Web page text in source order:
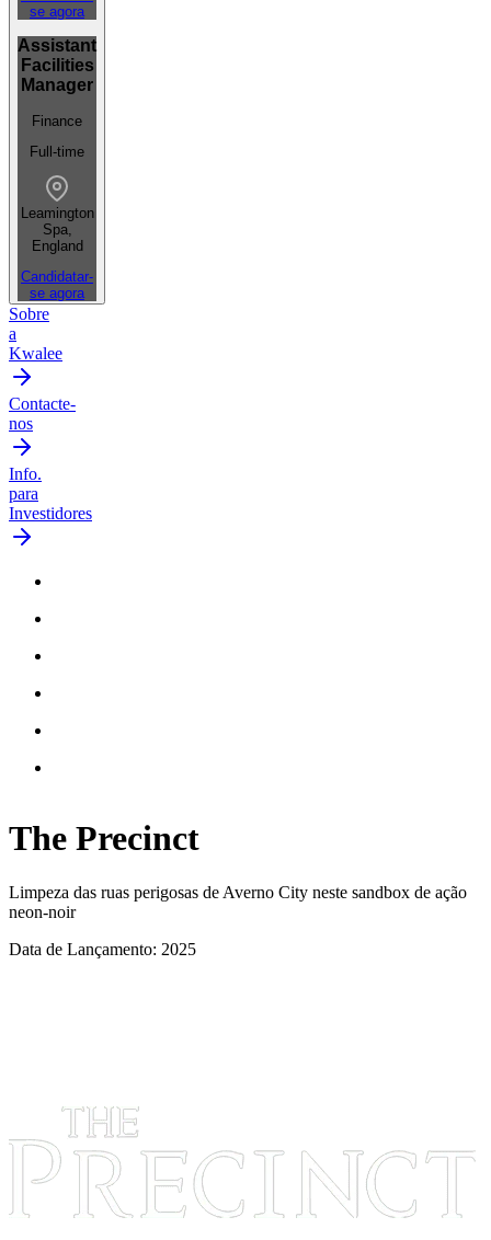
se agora
Assistant
Facilities
Manager
Finance
Full-time
Leamington
Spa,
England
Candidatar-
se agora
Sobre
a
Kwalee
Contacte-
nos
Info.
para
Investidores
The Precinct
Limpeza das ruas perigosas de Averno City neste sandbox de ação
neon-noir
Data de Lançamento: 2025